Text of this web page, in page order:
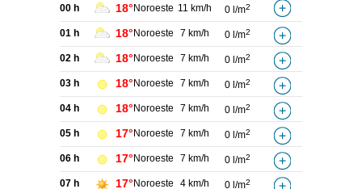
00 h 18° Noroeste 11 km/h 0 l/m2
01 h 18° Noroeste 7 km/h 0 l/m2
02 h 18° Noroeste 7 km/h 0 l/m2
03 h 18° Noroeste 7 km/h 0 l/m2
04 h 18° Noroeste 7 km/h 0 l/m2
05 h 17° Noroeste 7 km/h 0 l/m2
06 h 17° Noroeste 7 km/h 0 l/m2
07 h 17° Noroeste 4 km/h 0 l/m2